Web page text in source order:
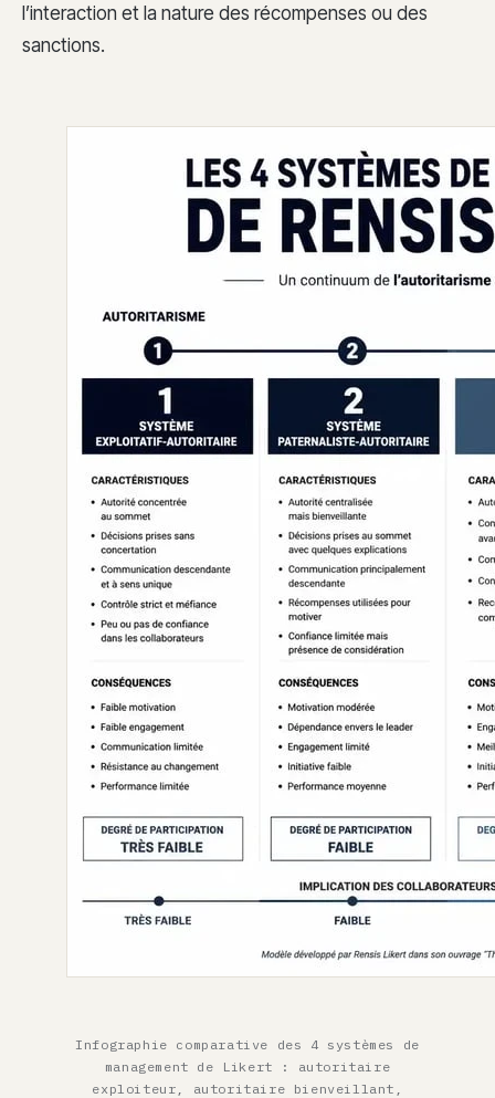
l’interaction et la nature des récompenses ou des
sanctions.
Infographie comparative des 4 systèmes de
management de Likert : autoritaire
exploiteur, autoritaire bienveillant,